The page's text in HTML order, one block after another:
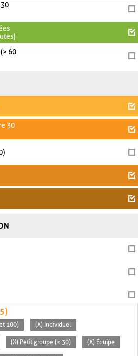
60
30
100) (X) Individuel
(X) Petit groupe (< 30) (X) Équipe